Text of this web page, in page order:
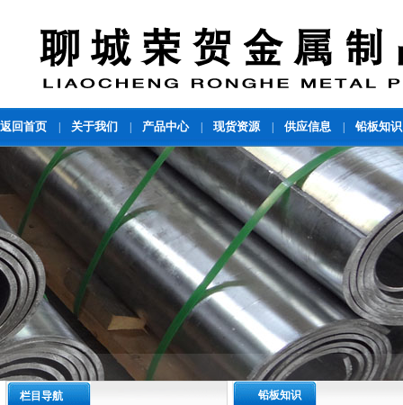
返回首页 关于我们 产品中心 现货资源 供应信息 铅板知识
栏目导航 铅板知识